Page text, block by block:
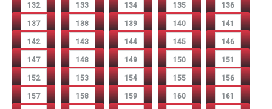
132 133 134 135 136
137 138 139 140 141
142 143 144 145 146
147 148 149 150 151
152 153 154 155 156
157 158 159 160 161